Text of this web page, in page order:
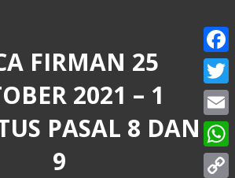
FIRMAN 25
2021 – 1
PASAL 8 DAN
9
Email